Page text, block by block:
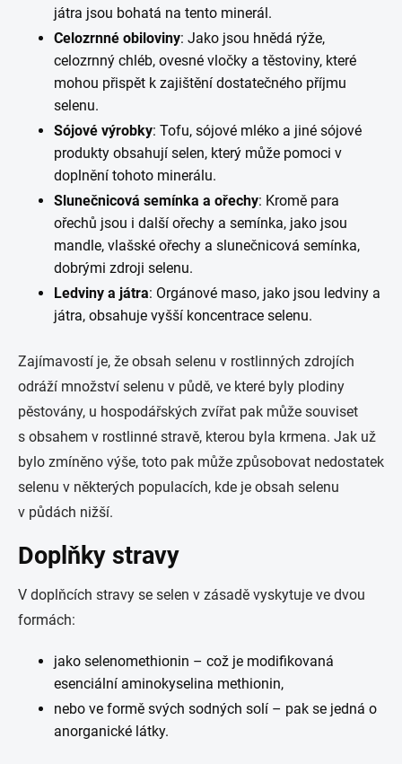
játra jsou bohatá na tento minerál.
Celozrnné obiloviny: Jako jsou hnědá rýže,
celozrnný chléb, ovesné vločky a těstoviny, které
mohou přispět k zajištění dostatečného příjmu
selenu.
Sójové výrobky: Tofu, sójové mléko a jiné sójové
produkty obsahují selen, který může pomoci v
doplnění tohoto minerálu.
Slunečnicová semínka a ořechy: Kromě para
ořechů jsou i další ořechy a semínka, jako jsou
mandle, vlašské ořechy a slunečnicová semínka,
dobrými zdroji selenu.
Ledviny a játra: Orgánové maso, jako jsou ledviny a
játra, obsahuje vyšší koncentrace selenu.
Zajímavostí je, že obsah selenu v rostlinných zdrojích
odráží množství selenu v půdě, ve které byly plodiny
pěstovány, u hospodářských zvířat pak může souviset
s obsahem v rostlinné stravě, kterou byla krmena. Jak už
bylo zmíněno výše, toto pak může způsobovat nedostatek
selenu v některých populacích, kde je obsah selenu
v půdách nižší.
Doplňky stravy
V doplňcích stravy se selen v zásadě vyskytuje ve dvou
formách:
jako selenomethionin – což je modifikovaná
esenciální aminokyselina methionin,
nebo ve formě svých sodných solí – pak se jedná o
anorganické látky.